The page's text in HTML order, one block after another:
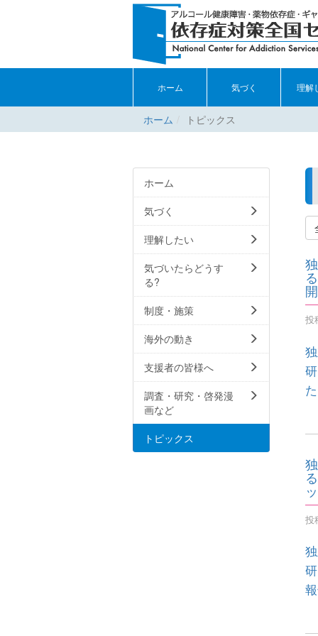
ホーム 気づく 理解
ホーム トピックス
投
た
投
ホーム
気づく
理解したい
気づいたらどうす
る?
制度・施策
海外の動き
支援者の皆様へ
調査・研究・啓発漫
画など
トピックス